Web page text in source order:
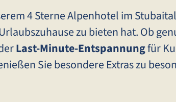
4 Sterne Alpenhotel im
zu bieten hat. Ob
Last-Minute-Entspannungfür
Sie besondere Extras zu